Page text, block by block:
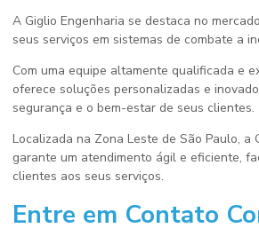
A Giglio Engenharia se destaca no
seus serviços em sistemas de combate a
Com uma equipe altamente qualificada e
oferece soluções personalizadas e
segurança e o bem-estar de seus clientes.
Localizada na Zona Leste de São Paulo, a
garante um atendimento ágil e eficiente,
clientes aos seus serviços.
Entre em Contato